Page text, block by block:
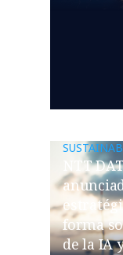
NTT
forma
de la IA